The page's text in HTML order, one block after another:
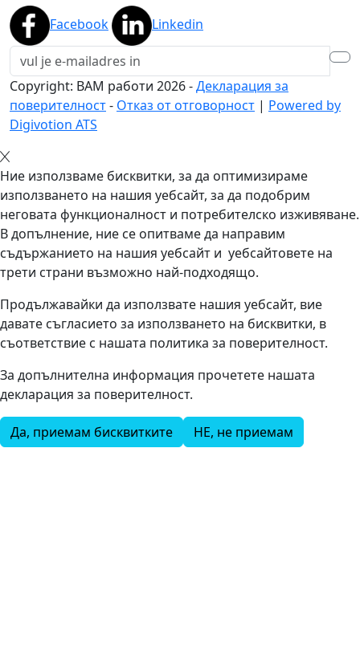
Facebook Linkedin
Copyright: BAM работи 2026-Декларация за
поверителност- Отказ от отговорност | Powered by
Digivotion ATS
Ние използваме бисквитки, за да оптимизираме
използването на нашия уебсайт, за да подобрим
неговата функционалност и потребителско изживяване.
В допълнение, ние се опитваме да направим
съдържанието на нашия уебсайт и уебсайтовете на
трети страни възможно най-подходящо.
Продължавайки да използвате нашия уебсайт, вие
давате съгласието за използването на бисквитки, в
съответствие с нашата политика за поверителност.
За допълнителна информация прочетете нашата
декларация за поверителност.
Да, приемам бисквитките НЕ, не приемам